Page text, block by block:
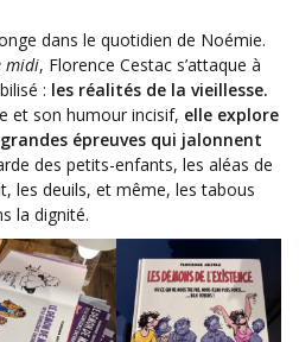
dans le quotidien de Noémie.
midi, Florence Cestac s’attaque à
: les réalités de la vieillesse.
et son humour incisif, elle explore
épreuves qui jalonnent
des petits-enfants, les aléas de
les deuils, et même, les tabous
la dignité.